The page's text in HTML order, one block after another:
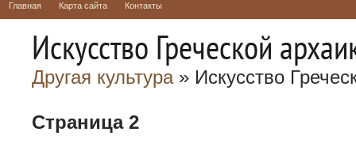
Главная Карта сайта Контакты
Искусство Греческой
Другая культура» Искусство
Страница 2